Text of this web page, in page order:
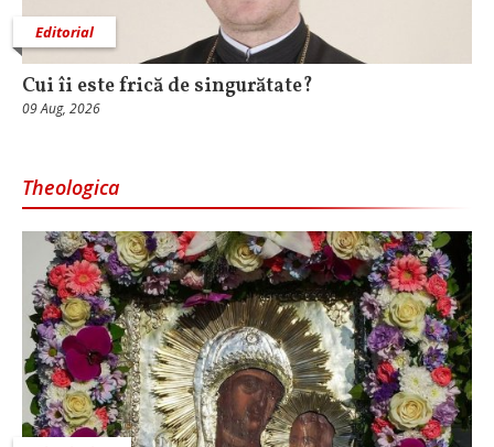
Editorial
Cui îi este frică de singurătate?
09 Aug, 2026
Theologica